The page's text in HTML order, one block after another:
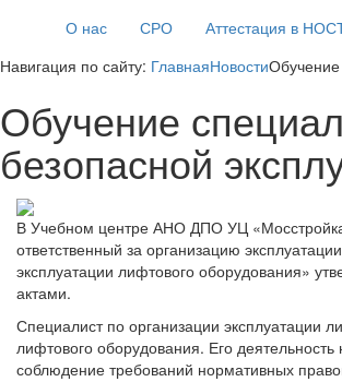
О нас
СРО Аттестация в
Навигация по сайту: ГлавнаяНовостиОбучение
Обучение
безопасной
В Учебном центре АНО ДПО УЦ
ответственный за организацию
эксплуатации лифтового оборудования»
актами.
Специалист по организации эксплуатации
лифтового оборудования. Его
соблюдение требований нормативных